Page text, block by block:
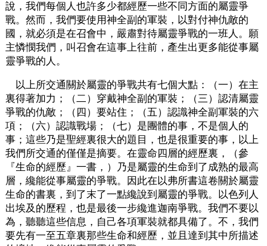
說，我們每個人也許多少都經歷一些不同方面的屬靈爭
戰。然而，我們要使用神全副的軍裝，以對付神仇敵的
國，就必須是在召會中，嚴肅對待屬靈爭戰的一班人。願
主憐憫我們，叫召會在這事上往前，產生出更多能從事屬
靈爭戰的人。
以上所交通關於屬靈的爭戰共有七個大點：（一）在主
裏得著加力；（二）穿戴神全副的軍裝；（三）認清屬靈
爭戰的仇敵；（四）要站住；（五）認識神全副軍裝的六
項；（六）認識戰場；（七）是團體的事，不是個人的
事；這些乃是聖經裏很大的題目，也是很重要的事，以上
我們所交通的僅僅是摘要。在靈命四層的經歷裏，（參
『生命的經歷』一書，）乃是屬靈的生命到了成熟的最高
層，纔能從事屬靈的爭戰。因此在以弗所書這卷關於屬靈
生命的書裏，到了末了一點纔說到屬靈的爭戰。以色列人
出埃及的歷程，也是最後一步纔進迦南爭戰。我們不要以
為，聽聽這些信息，自己各項軍裝就都具備了。不，我們
要先有一至五章裏那些生命和經歷，並且達到其中所描述